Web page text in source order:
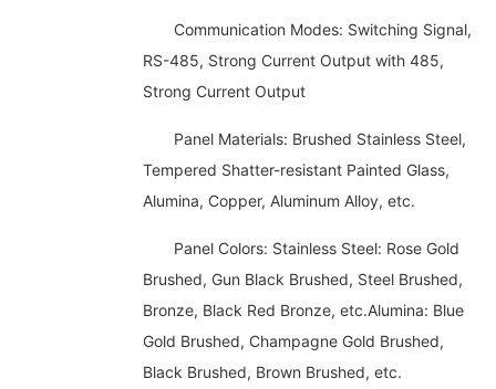
Communication Modes: Switching Signal,
RS-485, Strong Current Output with 485,
Strong Current Output
Panel Materials: Brushed Stainless Steel,
Tempered Shatter-resistant Painted Glass,
Alumina, Copper, Aluminum Alloy, etc.
Panel Colors: Stainless Steel: Rose Gold
Brushed, Gun Black Brushed, Steel Brushed,
Bronze, Black Red Bronze, etc.Alumina: Blue
Gold Brushed, Champagne Gold Brushed,
Black Brushed, Brown Brushed, etc.